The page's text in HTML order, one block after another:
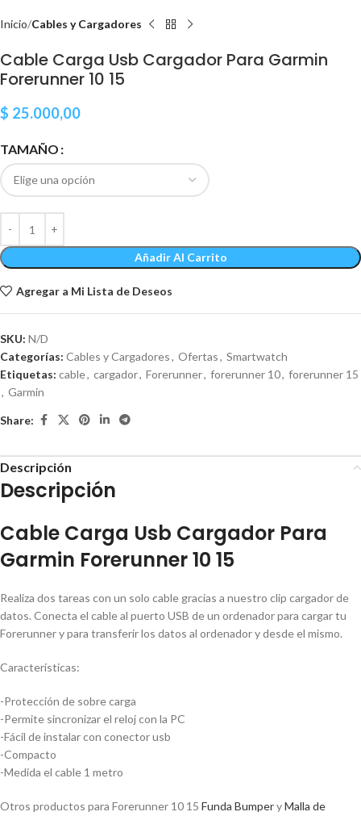
Inicio Cables y Cargadores
Cable Carga Usb Cargador Para Garmin
Forerunner 10 15
$ 25.000,00
TAMAÑO
Añadir Al Carrito
Agregar a Mi Lista de Deseos
SKU: N/D
Categorías: Cables y Cargadores, Ofertas, Smartwatch
Etiquetas: cable, cargador, Forerunner, forerunner 10, forerunner 15
, Garmin
Share:
Descripción
Descripción
Cable Carga Usb Cargador Para
Garmin Forerunner 10 15
Realiza dos tareas con un solo cable gracias a nuestro clip cargador de
datos. Conecta el cable al puerto USB de un ordenador para cargar tu
Forerunner y para transferir los datos al ordenador y desde el mismo.
Características:
-Protección de sobre carga
-Permite sincronizar el reloj con la PC
-Fácil de instalar con conector usb
-Compacto
-Medida el cable 1 metro
Otros productos para Forerunner 10 15 Funda BumperyMalla de